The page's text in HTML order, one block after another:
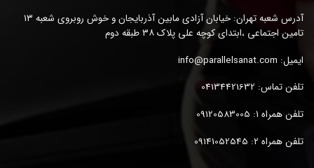
آدرس شعبه تهران: خیابان آزادی مابین آذربایجان و خوش روبروی شعبه ۱۳
تامین اجتماعی ،ابتدای کوچه علی پلاک ۳۸ طبقه دوم
ایمیل: info@parallelsanat.com
تلفن تماس: 04134421632
تلفن همراه ۱:
09120583005
تلفن همراه ۲:
09141052545